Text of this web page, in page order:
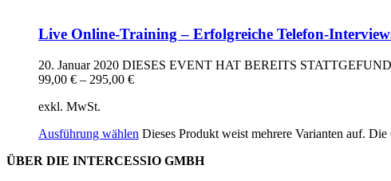
Live Online-Training – Erfolgreiche Telefon-
20. Januar 2020 DIESES EVENT HAT BEREITS
99,00 € – 295,00 €
exkl. MwSt.
Ausführung wählen Dieses Produkt weist mehrere Varianten auf.
ÜBER DIE INTERCESSIO GMBH